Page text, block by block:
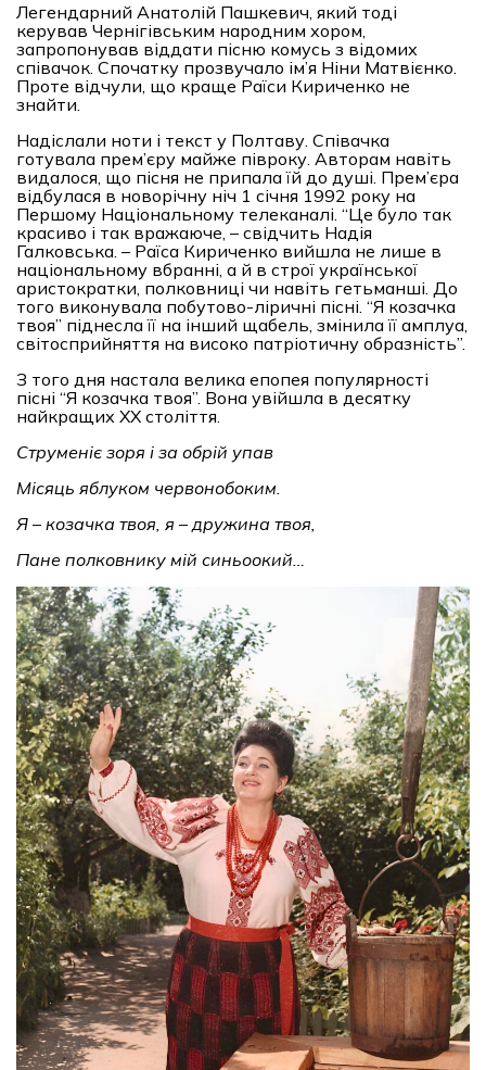
Легендарний Анатолій Пашкевич, який тоді
керував Чернігівським народним хором,
запропонував віддати пісню комусь з відомих
співачок. Спочатку прозвучало ім’я Ніни Матвієнко.
Проте відчули, що краще Раїси Кириченко не
знайти.
Надіслали ноти і текст у Полтаву. Співачка
готувала прем’єру майже півроку. Авторам навіть
видалося, що пісня не припала їй до душі. Прем’єра
відбулася в новорічну ніч 1 січня 1992 року на
Першому Національному телеканалі. “Це було так
красиво і так вражаюче, – свідчить Надія
Галковська. – Раїса Кириченко вийшла не лише в
національному вбранні, а й в строї української
аристократки, полковниці чи навіть гетьманші. До
того виконувала побутово-ліричні пісні. “Я козачка
твоя” піднесла її на інший щабель, змінила її амплуа,
світосприйняття на високо патріотичну образність”.
З того дня настала велика епопея популярності
пісні “Я козачка твоя”. Вона увійшла в десятку
найкращих ХХ століття.
Струменіє зоря і за обрій упав
Місяць яблуком червонобоким.
Я – козачка твоя, я – дружина твоя,
Пане полковнику мій синьоокий…